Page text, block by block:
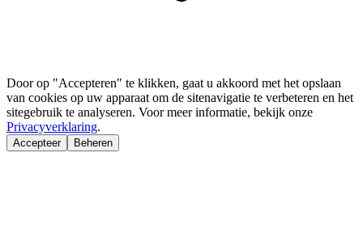
Door op "Accepteren" te klikken, gaat u akkoord met het opslaan
van cookies op uw apparaat om de sitenavigatie te verbeteren en het
sitegebruik te analyseren. Voor meer informatie, bekijk onze
Privacyverklaring.
Accepteer Beheren